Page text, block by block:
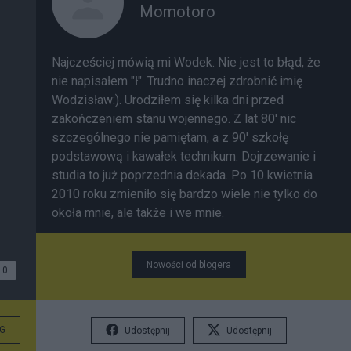
0
Momotoro
Najcześciej mówią mi Wodek. Nie jest to błąd, że
nie napisałem "ł". Trudno inaczej zdrobnić imię
Wodzisław:). Urodziłem się kilka dni przed
zakończeniem stanu wojennego. Z lat 80' nic
szczególnego nie pamiętam, a z 90' szkołę
podstawową i kawałek technikum. Dojrzewanie i
studia to już poprzednia dekada. Po 10 kwietnia
2010 roku zmieniło się bardzo wiele nie tylko do
okoła mnie, ale także i we mnie.
Nowości od blogera
Udostępnij Udostępnij